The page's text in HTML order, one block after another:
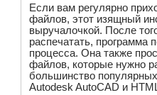
Если вам регулярно
файлов, этот изящный
выручалочкой. После
распечатать, программа
процесса. Она также
файлов, которые нужно
большинство
Autodesk AutoCAD и